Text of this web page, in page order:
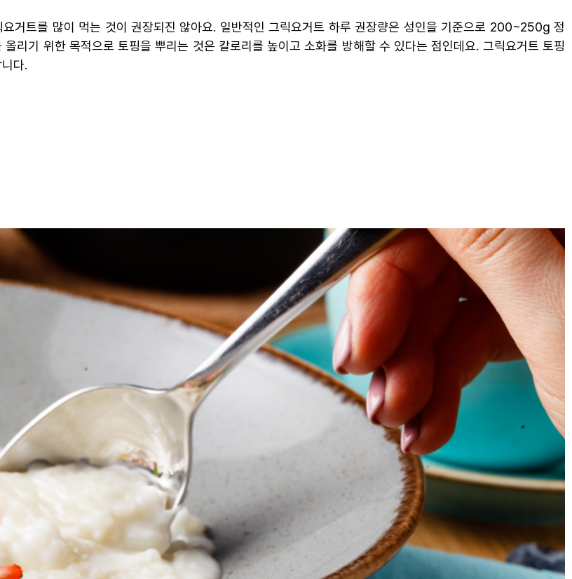
거트를 많이 먹는 것이 권장되진 않아요. 일반적인 그릭요거트 하루 권장량은 성인을 기준으로 200~250g 정
리기 위한 목적으로 토핑을 뿌리는 것은 칼로리를 높이고 소화를 방해할 수 있다는 점인데요. 그릭요거트 토핑
다.